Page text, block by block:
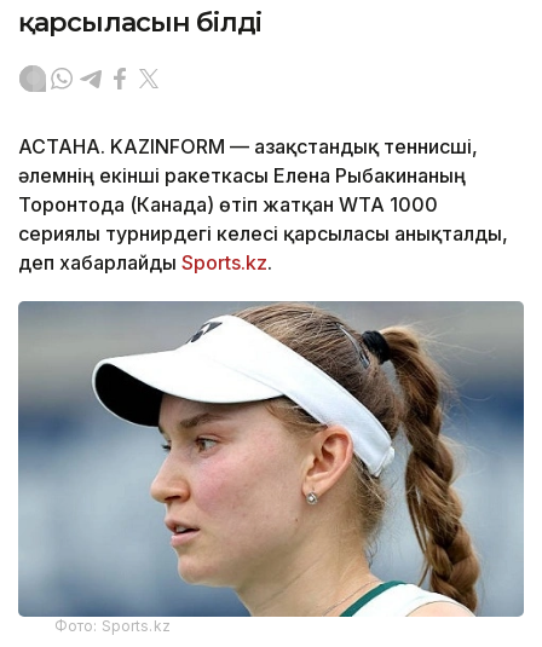
қарсыласын білді
АСТАНА. KAZINFORM — Қазақстандық теннисші,
әлемнің екінші ракеткасы Елена Рыбакинаның
Торонтода (Канада) өтіп жатқан WTA 1000
сериялы турнирдегі келесі қарсыласы анықталды,
деп хабарлайды Sports.kz.
Фото: Sports.kz